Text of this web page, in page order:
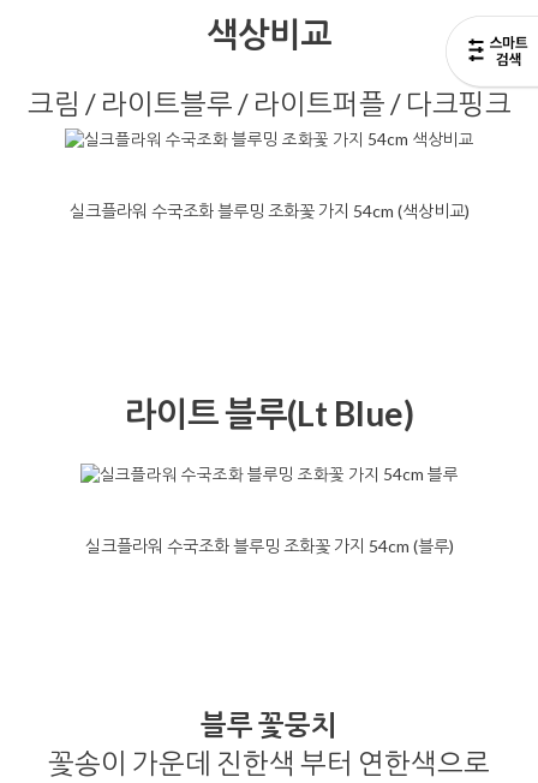
색상비교
크림 / 라이트블루 / 라이트퍼플 / 다크핑크
실크플라워 수국조화 블루밍 조화꽃 가지 54cm (색상비교)
라이트 블루(Lt Blue)
실크플라워 수국조화 블루밍 조화꽃 가지 54cm (블루)
블루 꽃뭉치
꽃송이 가운데 진한색 부터 연한색으로